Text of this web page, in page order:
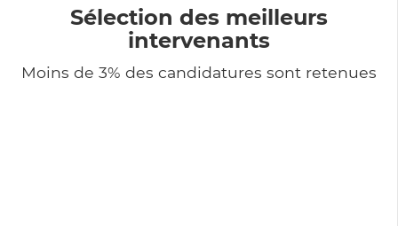
Sélection des meilleurs
intervenants
Moins de 3% des candidatures sont retenues